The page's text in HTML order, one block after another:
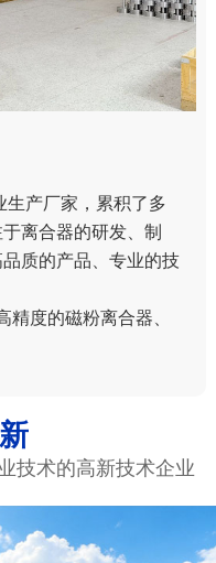
产厂家，累积了多
离合器的研发、制
质的产品、专业的技
度的磁粉离合器、
技术的高新技术企业